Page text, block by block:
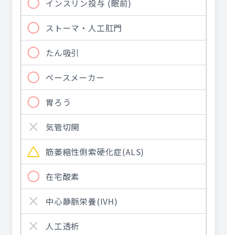
インスリン投与 (眠前)
ストーマ・人工肛門
たん吸引
ペースメーカー
胃ろう
気管切開
筋萎縮性側索硬化症(ALS)
在宅酸素
中心静脈栄養(IVH)
人工透析